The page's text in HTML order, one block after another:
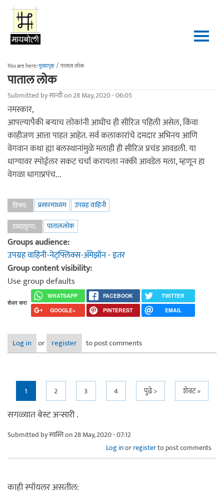
Skip to main content
You are here:मुख्यपृष्ठ / पाताल लोक
पाताल लोक
Submitted byसान्वीon 28 May, 2020 - 06:05
नमस्कार,
आपल्यापैकी बऱ्याच लोकांनी आधीच ही सीरिज पहिली असेल, किंवा
काहीजण आत्ता पाहत आहेत. सर्व कलाकारांचे दमदार अभिनय आणि
वेगवान कथा ह्या बलस्थानांमुळे मलाही ही सीरिज प्रचंड आवडली. या
धाग्यावर स्पोईलर सकट चर्चा करायला नक्की आवडेल मला, म्हणून हा
वेगळा धागाप्रपंच...
विषय: प्रसारमाध्यम
उपग्रह वाहिनी
शब्दखुणा:
पाताललोक
Groups audience:
उपग्रह वाहिनी-नेट्फ्लिक्स-अ‍ॅमेझॉन - इतर
Group content visibility:
Use group defaults
शेअर करा
WHATSAPP FACEBOOK
TWITTER
GOOGLE+
PINTEREST EMAIL
Log in or register to post comments
Pages
1 2 3 4 पुढे > शेवट »
सगळ्यात बेस्ट अन्सारी .
Submitted byस्वस्तिon 28 May, 2020 - 07:12
Log inorregisterto post comments
काही स्पॉयलर असतील: